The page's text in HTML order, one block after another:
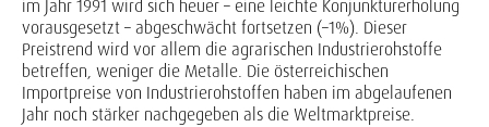
im Jahr 1991 wird sich heuer – eine leichte Konjunkturerholung
vorausgesetzt – abgeschwächt fortsetzen (–1%). Dieser
Preistrend wird vor allem die agrarischen Industrierohstoffe
betreffen, weniger die Metalle. Die österreichischen
Importpreise von Industrierohstoffen haben im abgelaufenen
Jahr noch stärker nachgegeben als die Weltmarktpreise.